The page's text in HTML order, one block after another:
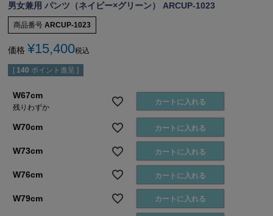
男女兼用 パンツ（ネイビー×グリーン） ARCUP-1023
商品番号 ARCUP-1023
価格 ¥15,400税込
[ 140 ポイント進呈 ]
W67cm
残りわずか
カートに入れる
W70cm カートに入れる
W73cm カートに入れる
W76cm カートに入れる
W79cm カートに入れる